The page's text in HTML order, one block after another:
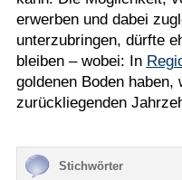
erwerben und dabei
unterzubringen, dürfte
bleiben – wobei: In
goldenen Boden
zurückliegenden
Stichwörter